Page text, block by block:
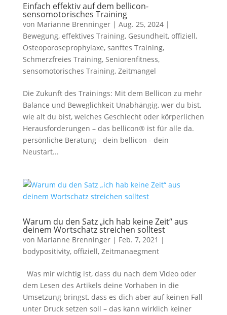
Einfach effektiv auf dem bellicon-
sensomotorisches Training
von Marianne Brenninger| Aug. 25, 2024|
Bewegung, effektives Training, Gesundheit, offiziell,
Osteoporoseprophylaxe, sanftes Training,
Schmerzfreies Training, Seniorenfitness,
sensomotorisches Training, Zeitmangel
Die Zukunft des Trainings: Mit dem Bellicon zu mehr
Balance und Beweglichkeit Unabhängig, wer du bist,
wie alt du bist, welches Geschlecht oder körperlichen
Herausforderungen – das bellicon® ist für alle da.
persönliche Beratung - dein bellicon - dein
Neustart...
Warum du den Satz „ich hab keine Zeit“ aus
deinem Wortschatz streichen solltest
von Marianne Brenninger| Feb. 7, 2021 |
bodypositivity, offiziell, Zeitmanaegment
Was mir wichtig ist, dass du nach dem Video oder
dem Lesen des Artikels deine Vorhaben in die
Umsetzung bringst, dass es dich aber auf keinen Fall
unter Druck setzen soll – das kann wirklich keiner